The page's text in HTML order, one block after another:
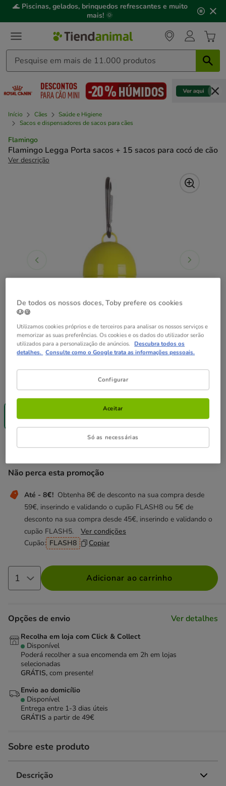
3,
mensagem,
🌊 Piscinas, gelados, brinquedos refrescantes e muito
mais! 🌞
Início Cães
Saúde e Higiene
Sacos e dispensadores de sacos para cães
Flamingo
Flamingo Legga Porta sacos + 15 sacos para cocó de cão
Ver descrição
Formato:
Até - 8€!
6.95€
Não perca esta promoção
Até - 8€! Obtenha 8€ de desconto na sua compra desde
59€, inserindo e validando o cupão FLASH8 ou 5€ de
desconto na sua compra desde 45€, inserindo e validando o
cupão FLASH5.
Ver condições
Cupão: FLASH8 Copiar
Preço 6.95€
6.95€
Adicionar ao carrinho
Opções de envio Ver detalhes
Recolha em loja com Click & Collect
Disponível
Poderá recolher a sua encomenda em 2h em lojas
selecionadas
GRÁTIS, com presente!
Envio ao domicílio
Disponível
Entrega entre 1-3 dias úteis
GRÁTIS a partir de 49€
Sobre este produto
Descrição
De todos os nossos doces, Toby prefere os cookies
🐶🍪
Utilizamos cookies próprios e de terceiros para analisar os nossos serviços e
memorizar as suas preferências. Os cookies e os dados do utilizador serão
utilizados para a personalização de anúncios. Descubra todos os
detalhes. Consulte como o Google trata as informações pessoais.
Configurar
Só as necessárias
Aceitar